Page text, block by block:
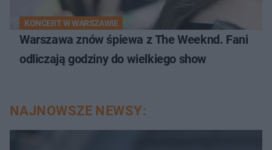
KONCERT W WARSZAWIE
Warszawa znów śpiewa z The Weeknd. Fani
odliczają godziny do wielkiego show
NAJNOWSZE NEWSY: